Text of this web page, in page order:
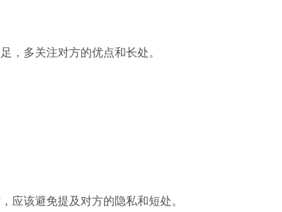
多关注对方的优点和长处。
该避免提及对方的隐私和短处。